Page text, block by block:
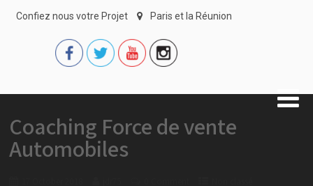
Confiez nous votre Projet Paris et la Réunion
Coaching Force de vente
Automobiles